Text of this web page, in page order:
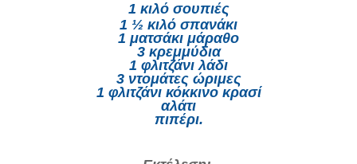
1 κιλό σουπιές
1 ½ κιλό σπανάκι
1 ματσάκι μάραθο
3 κρεμμύδια
1 φλιτζάνι λάδι
3 ντομάτες ώριμες
1 φλιτζάνι κόκκινο κρασί
αλάτι
πιπέρι.